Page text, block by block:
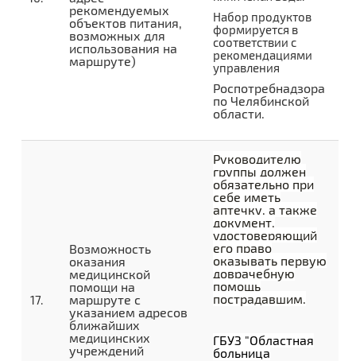
рекомендуемых
объектов питания,
возможных для
использования на
маршруте)
Набор продуктов
формируется в
соответствии с
рекомендациями
управления
Роспотребнад­зора
по Челябинской
области.
Возможность
оказания
медицинской
помощи на
маршруте с
указанием адресов
ближайших
медицинских
учреждений
Руководителю
группы должен
обязательно при
себе иметь
аптечку, а также
документ,
удостоверяющий
его право
оказывать первую
доврачебную
помощь
пострадавшим.
ГБУЗ "Областная
больница